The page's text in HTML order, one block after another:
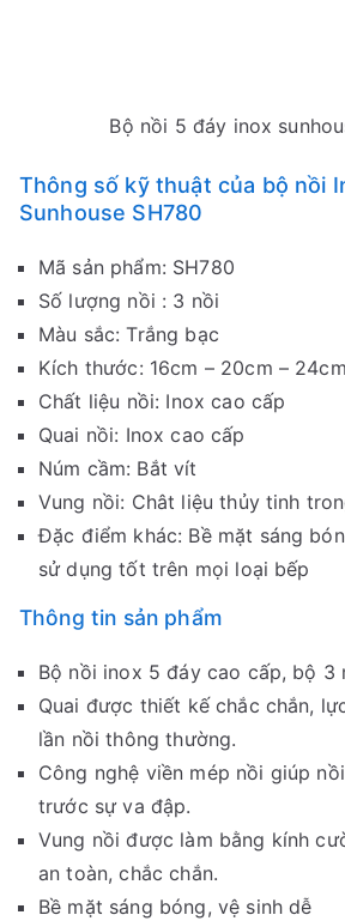
Bộ nồi 5 đáy inox
Thông số kỹ thuật của bộ nồi
Sunhouse SH780
Mã sản phẩm: SH780
Số lượng nồi : 3 nồi
Màu sắc: Trắng bạc
Kích thước: 16cm – 20cm – 24cm
Chất liệu nồi: Inox cao cấp
Quai nồi: Inox cao cấp
Núm cầm: Bắt vít
Vung nồi: Chât liệu thủy tinh
Đặc điểm khác: Bề mặt sáng
sử dụng tốt trên mọi loại bếp
Thông tin sản phẩm
Bộ nồi inox 5 đáy cao cấp, bộ 3
Quai được thiết kế chắc chắn,
lần nồi thông thường.
Công nghệ viền mép nồi giúp
trước sự va đập.
Vung nồi được làm bằng kính
an toàn, chắc chắn.
Bề mặt sáng bóng, vệ sinh dễ